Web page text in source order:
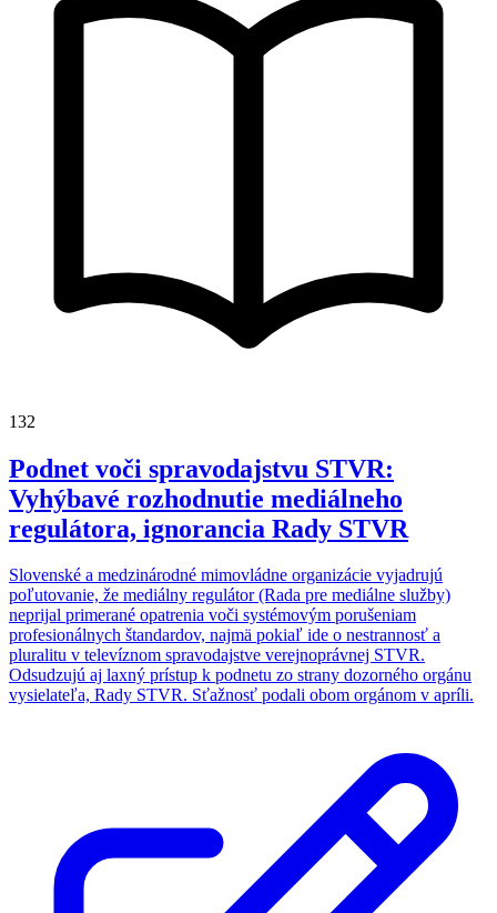
132
Podnet voči spravodajstvu STVR:
Vyhýbavé rozhodnutie mediálneho
regulátora, ignorancia Rady STVR
Slovenské a medzinárodné mimovládne organizácie vyjadrujú
poľutovanie, že mediálny regulátor (Rada pre mediálne služby)
neprijal primerané opatrenia voči systémovým porušeniam
profesionálnych štandardov, najmä pokiaľ ide o nestrannosť a
pluralitu v televíznom spravodajstve verejnoprávnej STVR.
Odsudzujú aj laxný prístup k podnetu zo strany dozorného orgánu
vysielateľa, Rady STVR. Sťažnosť podali obom orgánom v apríli.